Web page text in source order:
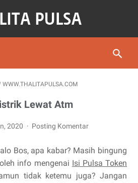
WWW.THALITAPULSA.COM
Lewat Atm
2020 Posting Komentar
Bos, apa kabar? Masih bingung
info mengenai Isi Pulsa Token
tidak ketemu juga? Jangan